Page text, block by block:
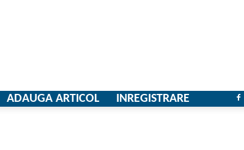
ADAUGA ARTICOL INREGISTRARE